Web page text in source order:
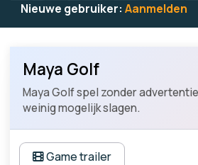
Nieuwe gebruiker: Aanmelden
Maya Golf
Maya Golf spel zonder
weinig mogelijk slagen.
Game trailer